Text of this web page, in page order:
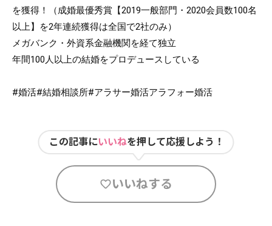
を獲得！（成婚最優秀賞【2019一般部門・2020会員数100名
以上】を2年連続獲得は全国で2社のみ）
メガバンク・外資系金融機関を経て独立
年間100人以上の結婚をプロデュースしている
#婚活#結婚相談所#アラサー婚活アラフォー婚活
この記事にいいねを押して応援しよう！
いいねする